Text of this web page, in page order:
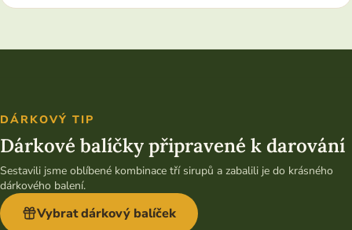
DÁRKOVÝ TIP
Dárkové balíčky připravené k darování
Sestavili jsme oblíbené kombinace tří sirupů a zabalili je do krásného
dárkového balení.
Vybrat dárkový balíček